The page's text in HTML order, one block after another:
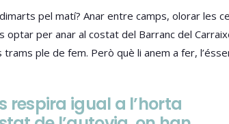
pel matí? Anar entre camps, olorar les
per anar al costat del Barranc del
ple de fem. Però què li anem a fer,
respira igual a l’horta